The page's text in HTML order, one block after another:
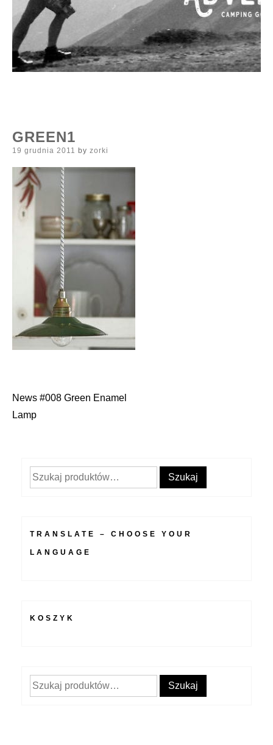
GREEN1
Posted
19 grudnia 2011 by zorki
Nawigacja
News #008 Green Enamel
Lamp
Szukaj: Szukaj
TRANSLATE – CHOOSE YOUR
LANGUAGE
KOSZYK
Szukaj: Szukaj